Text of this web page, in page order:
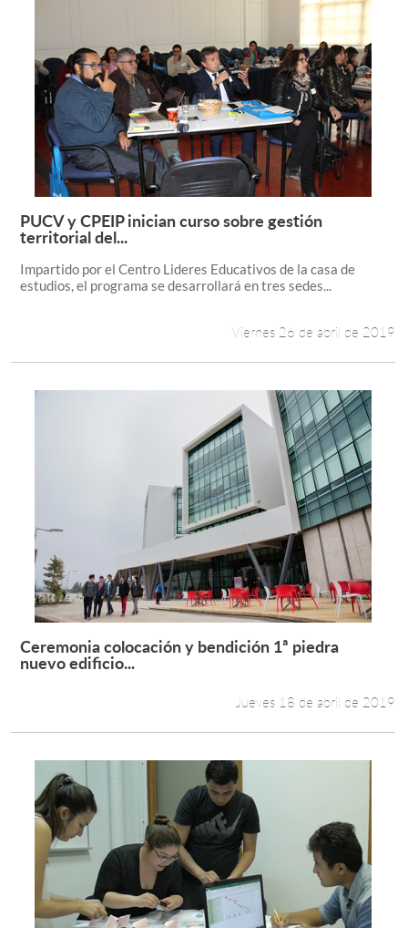
Leer más +
PUCV y CPEIP inician curso sobre gestión
territorial del...
Impartido por el Centro Lideres Educativos de la casa de
estudios, el programa se desarrollará en tres sedes...
Viernes 26 de abril de 2019
Leer más +
Ceremonia colocación y bendición 1ª piedra
nuevo edificio...
Jueves 18 de abril de 2019